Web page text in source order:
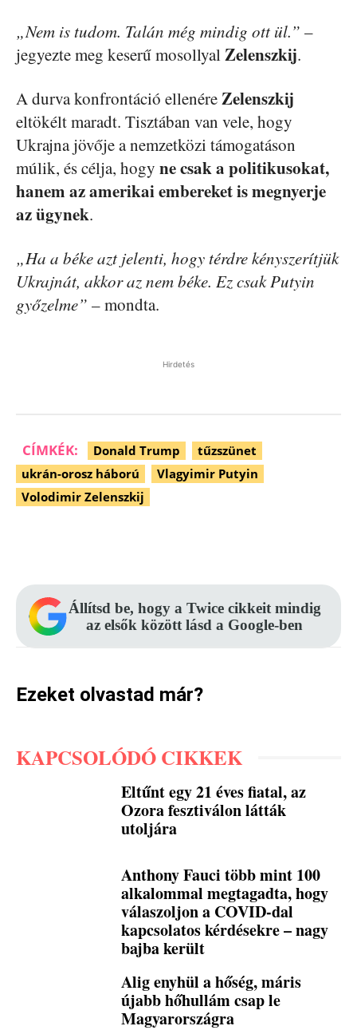
„Nem is tudom. Talán még mindig ott ül.” –
jegyezte meg keserű mosollyalZelenszkij.
A durva konfrontáció ellenéreZelenszkij
eltökélt maradt. Tisztában van vele, hogy
Ukrajna jövője a nemzetközi támogatáson
múlik, és célja, hogy ne csak a politikusokat,
hanem az amerikai embereket is megnyerje
az ügynek.
„Ha a béke azt jelenti, hogy térdre kényszerítjük
Ukrajnát, akkor az nem béke. Ez csak Putyin
győzelme” – mondta.
Hirdetés
CÍMKÉK: Donald Trump
tűzszünet
ukrán-orosz háború
Vlagyimir Putyin
Volodimir Zelenszkij
Állítsd be, hogy a Twice cikkeit mindig
az elsők között lásd a Google-ben
Ezeket olvastad már?
KAPCSOLÓDÓ CIKKEK
Eltűnt egy 21 éves fiatal, az
Ozora fesztiválon látták
utoljára
Anthony Fauci több mint 100
alkalommal megtagadta, hogy
válaszoljon a COVID-dal
kapcsolatos kérdésekre – nagy
bajba került
Alig enyhül a hőség, máris
újabb hőhullám csap le
Magyarországra